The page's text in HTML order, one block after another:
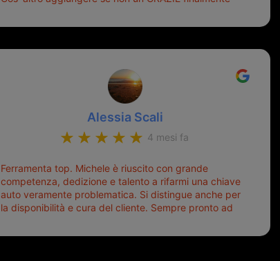
siete il mio riferimento. Ah dimenticavo...da loro sono
trove! Top top top!!!
Alessia Scali
4 mesi fa
Ferramenta top. Michele è riuscito con grande
competenza, dedizione e talento a rifarmi una chiave
auto veramente problematica. Si distingue anche per
la disponibilità e cura del cliente. Sempre pronto ad